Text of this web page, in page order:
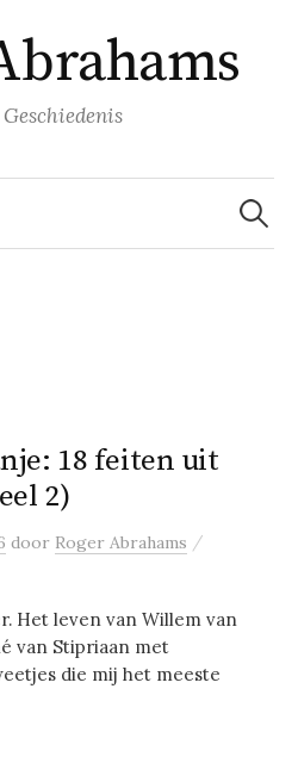
Zoeken
naar:
18 feiten uit
2)
door Roger Abrahams /
Het leven van Willem van
van Stipriaan met
die mij het meeste